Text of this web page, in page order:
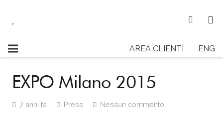
AREA CLIENTI ENG
EXPO Milano 2015
7 anni fa Press Nessun commento